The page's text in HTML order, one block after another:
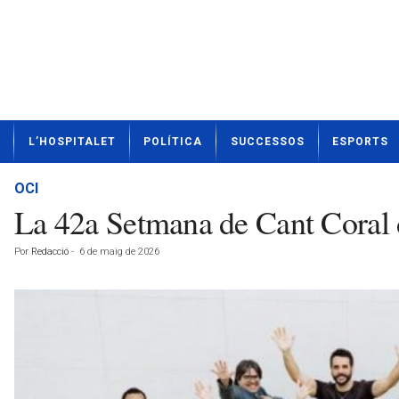
t
L’HOSPITALET POLÍTICA SUCCESSOS ESPORTS
OCI
La 42a Setmana de Cant
Por Redacció - 6 de maig de 2026